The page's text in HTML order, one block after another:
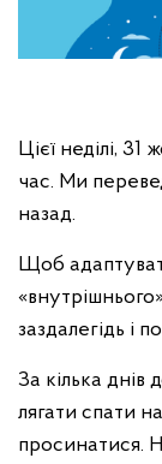
Цієї неділі,
час. Ми
назад.
Щоб
заздалегідь і
За кілька
лягати спати
просинатися.